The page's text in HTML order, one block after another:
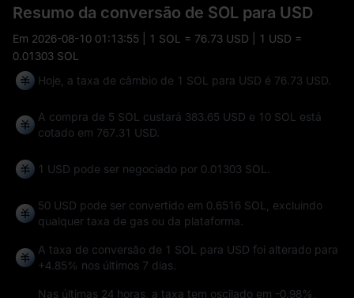
Resumo da conversão de SOL para USD
Em 2026-08-10 01:13:55 | 1 SOL = 76.73 USD | 1 USD =
0.01303 SOL
Hoje, a taxa de câmbio de 1 SOL para USD é 76.73 USD.
A compra de 5 SOL custará 383.65 USD e 10 SOL está
cotado em 767.31 USD.
1 USD pode ser negociado por 0.01303 SOL.
50 USD pode ser convertido em 0.6516 SOL, excluindo
qualquer taxa de gas ou da plataforma.
A taxa de conversão de 1 SOL para USD foi alterado para
+4.85% nos últimos 7 dias.
Nas últimas 24 horas, a taxa tem oscilado em -0.98%,